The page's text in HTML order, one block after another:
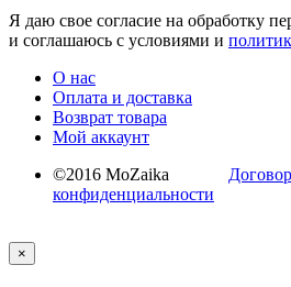
Я даю свое согласие на обработку
и соглашаюсь с условиями и
О нас
Оплата и доставка
Возврат товара
Мой аккаунт
©2016 MoZaika
конфиденциальности
×